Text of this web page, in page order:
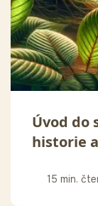
Úvod do
historie
15 min.